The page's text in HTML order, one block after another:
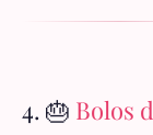
4. 🎂 Bolos